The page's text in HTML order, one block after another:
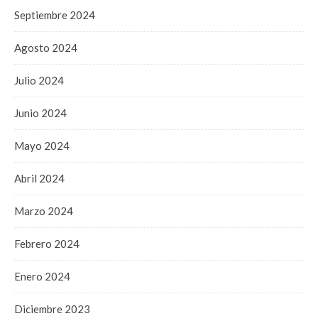
Septiembre 2024
Agosto 2024
Julio 2024
Junio 2024
Mayo 2024
Abril 2024
Marzo 2024
Febrero 2024
Enero 2024
Diciembre 2023